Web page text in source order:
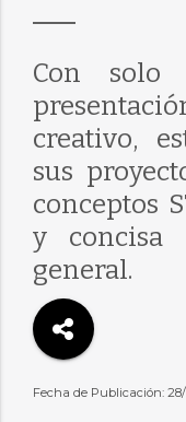
Con
creativo,
sus
conceptos
y concisa
general.
Fecha de Publicación: